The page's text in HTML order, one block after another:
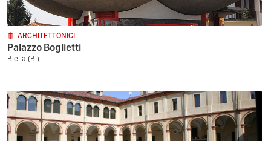
ARCHITETTONICI
Palazzo Boglietti
Biella (BI)